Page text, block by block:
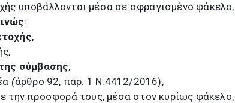
υποβάλλονται μέσα σε σφραγισμένο
:
,
σύμβασης,
(άρθρο 92, παρ. 1 Ν.4412/2016),
την προσφορά τους, μέσα στον κυρίως φάκελο,